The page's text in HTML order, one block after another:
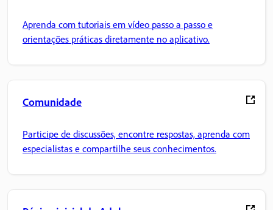
Aprenda com tutoriais em vídeo passo a passo e
orientações práticas diretamente no aplicativo.
Comunidade
Participe de discussões, encontre respostas, aprenda com
especialistas e compartilhe seus conhecimentos.